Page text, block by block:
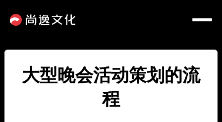
大型晚会活动策划的流
程